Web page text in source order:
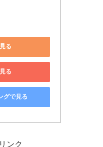
る
る
グで見る
ンク